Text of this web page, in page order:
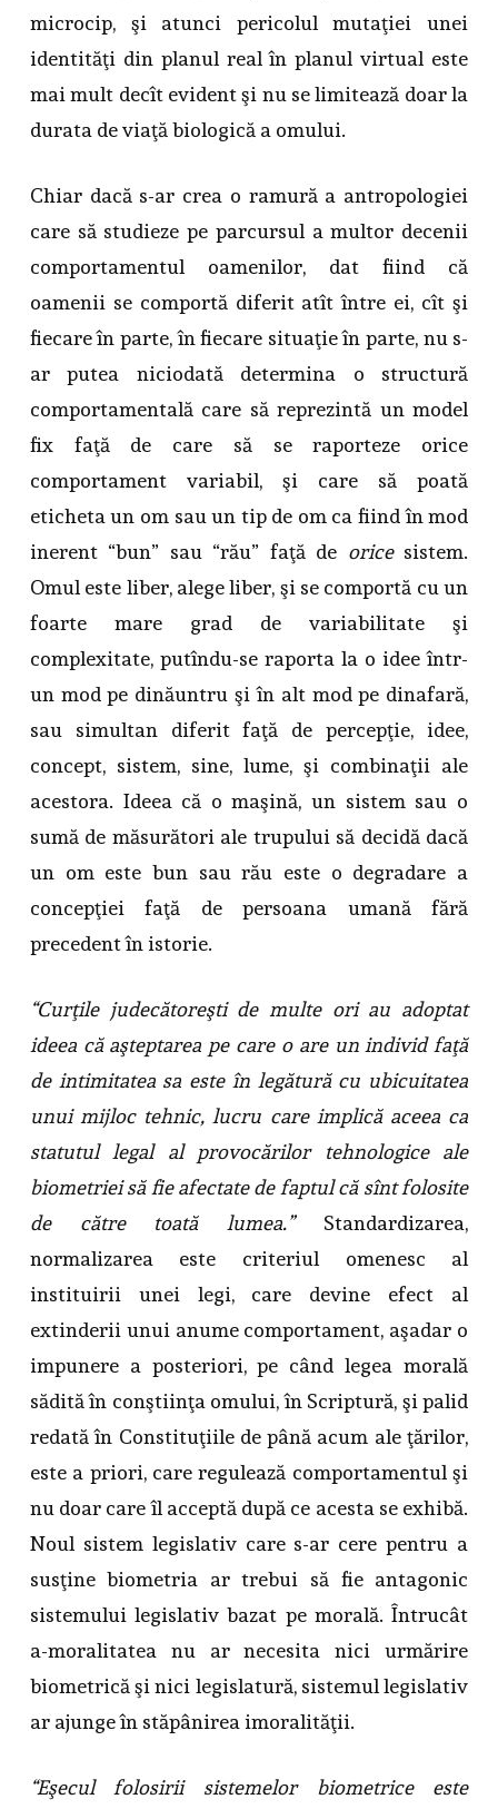
microcip, şi atunci pericolul mutaţiei unei
identităţi din planul real în planul virtual este
mai mult decît evident şi nu se limitează doar la
durata de viaţă biologică a omului.
Chiar dacă s-ar crea o ramură a antropologiei
care să studieze pe parcursul a multor decenii
comportamentul oamenilor, dat fiind că
oamenii se comportă diferit atît între ei, cît şi
fiecare în parte, în fiecare situaţie în parte, nu s-
ar putea niciodată determina o structură
comportamentală care să reprezintă un model
fix faţă de care să se raporteze orice
comportament variabil, şi care să poată
eticheta un om sau un tip de om ca fiind în mod
inerent “bun” sau “rău” faţă de oricesistem.
Omul este liber, alege liber, şi se comportă cu un
foarte mare grad de variabilitate şi
complexitate, putîndu-se raporta la o idee într-
un mod pe dinăuntru şi în alt mod pe dinafară,
sau simultan diferit faţă de percepţie, idee,
concept, sistem, sine, lume, şi combinaţii ale
acestora. Ideea că o maşină, un sistem sau o
sumă de măsurători ale trupului să decidă dacă
un om este bun sau rău este o degradare a
concepţiei faţă de persoana umană fără
precedent în istorie.
“Curţile judecătoreşti de multe ori au adoptat
ideea că aşteptarea pe care o are un individ faţă
de intimitatea sa este în legătură cu ubicuitatea
unui mijloc tehnic, lucru care implică aceea ca
statutul legal al provocărilor tehnologice ale
biometriei să fie afectate de faptul că sînt folosite
de către toată lumea.” Standardizarea,
normalizarea este criteriul omenesc al
instituirii unei legi, care devine efect al
extinderii unui anume comportament, aşadar o
impunere a posteriori, pe când legea morală
sădită în conştiinţa omului, în Scriptură, şi palid
redată în Constituţiile de până acum ale ţărilor,
este a priori, care regulează comportamentul şi
nu doar care îl acceptă după ce acesta se exhibă.
Noul sistem legislativ care s-ar cere pentru a
susţine biometria ar trebui să fie antagonic
sistemului legislativ bazat pe morală. Întrucât
a-moralitatea nu ar necesita nici urmărire
biometrică şi nici legislatură, sistemul legislativ
ar ajunge în stăpânirea imoralităţii.
“Eşecul folosirii sistemelor biometrice este